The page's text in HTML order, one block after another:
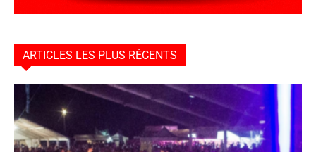
ARTICLES LES PLUS RÉCENTS